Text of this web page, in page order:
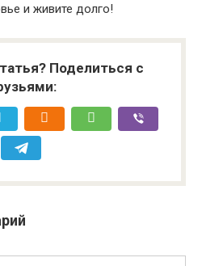
и живите долго!
Поделиться с